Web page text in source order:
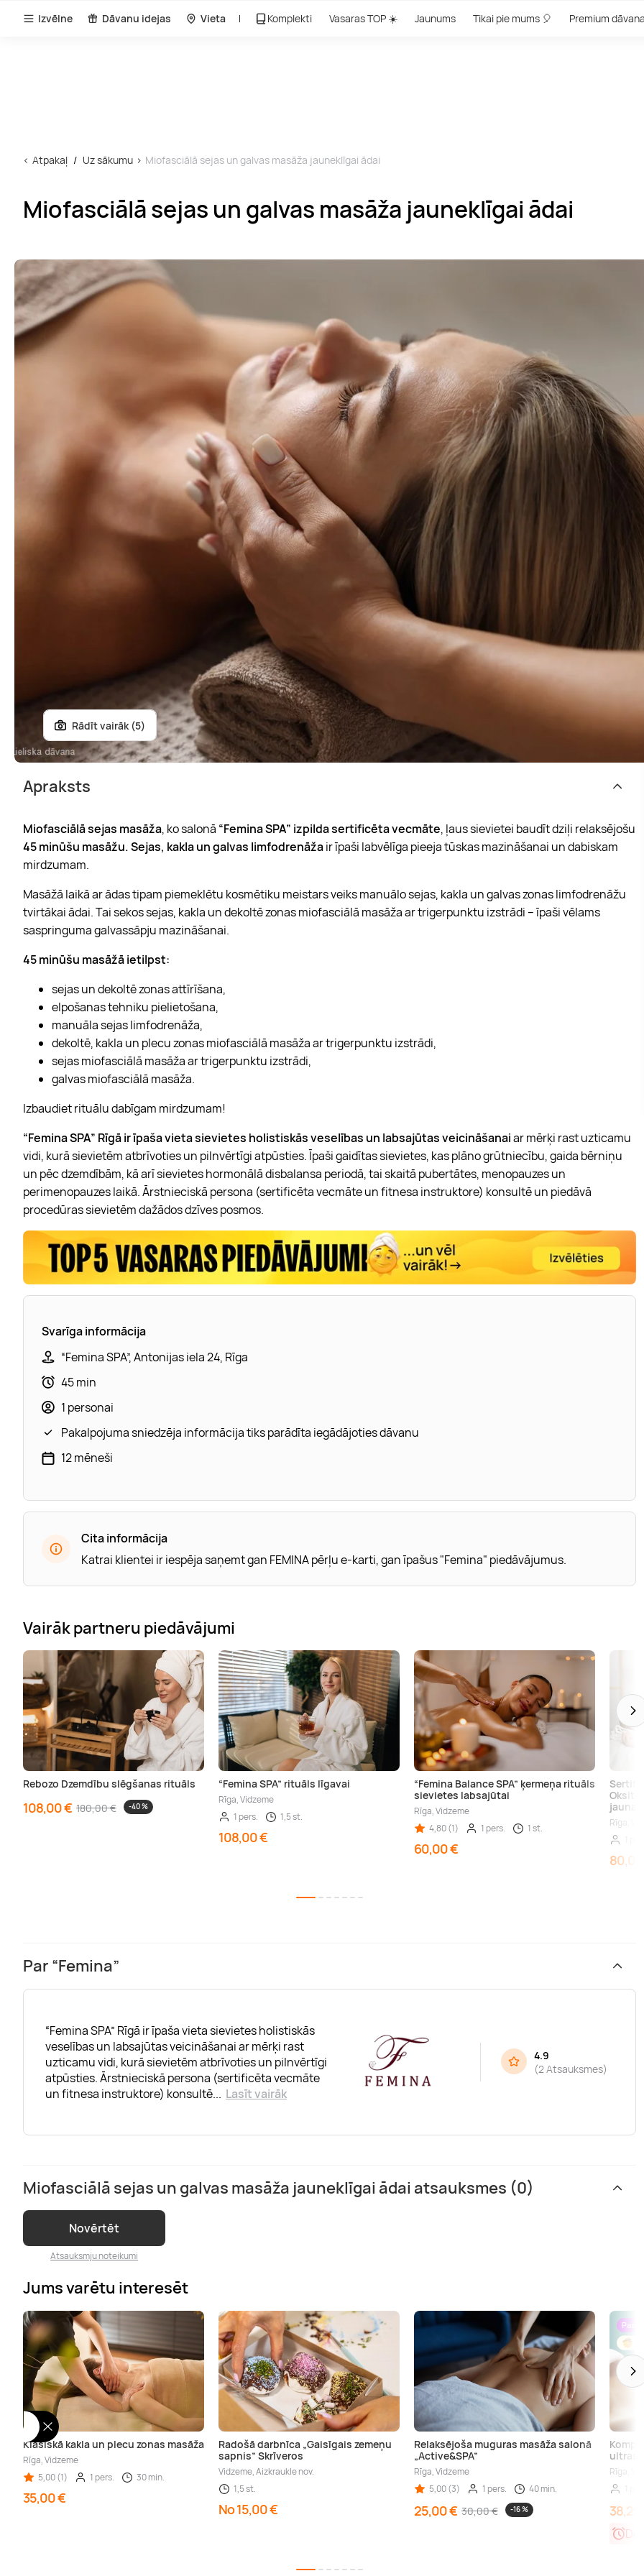
Izvēlne Dāvanu idejas Vieta Komplekti Vasaras TOP ☀️ Jaunums Tikai pie mums 🎈 Premium
Atpakaļ Uz sākumu Miofasciālā sejas un galvas masāža jauneklīgai ādai
Miofasciālā sejas un galvas masāža jauneklīgai ādai
Rādīt vairāk (5)
Apraksts
Miofasciālā sejas masāža, ko salonā “Femina SPA” izpilda sertificēta vecmāte, ļaus sievietei baudīt dziļi relaksējošu
45 minūšu masāžu. Sejas, kakla un galvas limfodrenāžair īpaši labvēlīga pieeja tūskas mazināšanai un dabiskam
mirdzumam.
Masāžā laikā ar ādas tipam piemeklētu kosmētiku meistars veiks manuālo sejas, kakla un galvas zonas limfodrenāžu
tvirtākai ādai. Tai sekos sejas, kakla un dekoltē zonas miofasciālā masāža ar trigerpunktu izstrādi – īpaši vēlams
saspringuma galvassāpju mazināšanai.
45 minūšu masāžā ietilpst:
sejas un dekoltē zonas attīrīšana,
elpošanas tehniku pielietošana,
manuāla sejas limfodrenāža,
dekoltē, kakla un plecu zonas miofasciālā masāža ar trigerpunktu izstrādi,
sejas miofasciālā masāža ar trigerpunktu izstrādi,
galvas miofasciālā masāža.
Izbaudiet rituālu dabīgam mirdzumam!
“Femina SPA” Rīgā ir īpaša vieta sievietes holistiskās veselības un labsajūtas veicināšanaiar mērķi rast uzticamu
vidi, kurā sievietēm atbrīvoties un pilnvērtīgi atpūsties. Īpaši gaidītas sievietes, kas plāno grūtniecību, gaida bērniņu
un pēc dzemdībām, kā arī sievietes hormonālā disbalansa periodā, tai skaitā pubertātes, menopauzes un
perimenopauzes laikā. Ārstnieciskā persona (sertificēta vecmāte un fitnesa instruktore) konsultē un piedāvā
procedūras sievietēm dažādos dzīves posmos.
Svarīga informācija
“Femina SPA”, Antonijas iela 24, Rīga
45 min
1 personai
Pakalpojuma sniedzēja informācija tiks parādīta iegādājoties dāvanu
12 mēneši
Cita informācija
Katrai klientei ir iespēja saņemt gan FEMINA pērļu e-karti, gan īpašus "Femina" piedāvājumus.
Vairāk partneru piedāvājumi
Rebozo Dzemdību slēgšanas rituāls
108,00 € 180,00 € -40 %
“Femina SPA” rituāls līgavai
Rīga, Vidzeme
1 pers.
1,5 st.
108,00 €
“Femina Balance SPA” ķermeņa rituāls
sievietes labsajūtai
Rīga, Vidzeme
4,80 (1)
1 pers. 1 st.
60,00 €
Rīga,
80,00 €
Par “Femina”
“Femina SPA” Rīgā ir īpaša vieta sievietes holistiskās
veselības un labsajūtas veicināšanai ar mērķi rast
uzticamu vidi, kurā sievietēm atbrīvoties un pilnvērtīgi
atpūsties. Ārstnieciskā persona (sertificēta vecmāte
un fitnesa instruktore) konsultē... Lasīt vairāk
4.9
(2 Atsauksmes)
Miofasciālā sejas un galvas masāža jauneklīgai ādai atsauksmes (0)
Novērtēt
Atsauksmju noteikumi
Jums varētu interesēt
Klasiskā kakla un plecu zonas masāža
Rīga, Vidzeme
5,00 (1)
1 pers. 30 min.
35,00 €
Radošā darbnīca „Gaisīgais zemeņu
sapnis” Skrīveros
Vidzeme, Aizkraukle nov.
1,5 st.
No 15,00 €
Relaksējoša muguras masāža salonā
„Active&SPA”
Rīga, Vidzeme
5,00 (3)
1 pers. 40 min.
25,00 € 30,00 € -16 %
Rīga,
38,25 €